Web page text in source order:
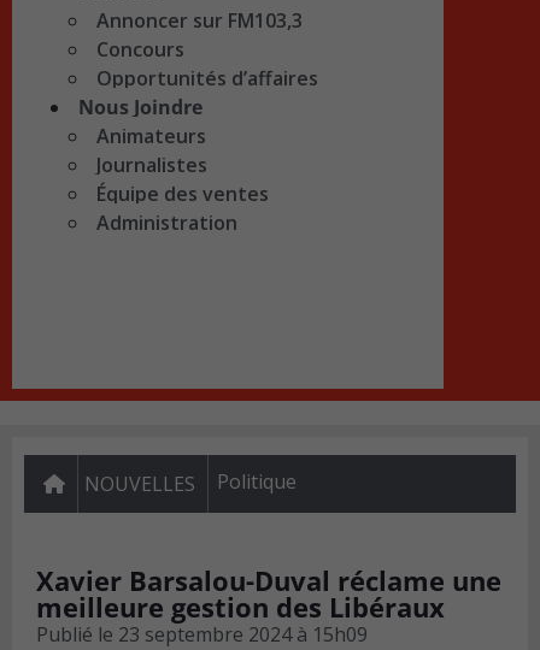
Annoncer sur FM103,3
Concours
Opportunités d’affaires
Nous Joindre
Animateurs
Journalistes
Équipe des ventes
Administration
NOUVELLES Politique
Xavier Barsalou-Duval réclame une
meilleure gestion des Libéraux
Publié le 23 septembre 2024 à 15h09